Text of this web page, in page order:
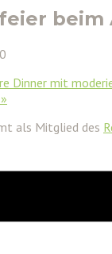
Dinner mit
»
als Mitglied des